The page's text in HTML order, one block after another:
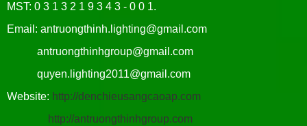
MST: 0 3 1 3 2 1 9 3 4 3 - 0 0 1.
Email: antruongthinh.lighting@gmail.com
antruongthinhgroup@gmail.com
quyen.lighting2011@gmail.com
Website: http://denchieusangcaoap.com
http://antruongthinhgroup.com